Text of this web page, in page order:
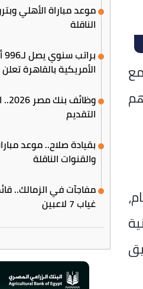
موعد مباراة الأهلي
الناقلة
الأمريكية بالقاهرة
التقديم
بقيادة صلاح.. موعد
والقنوات الناقلة
مفاجآت في الزمالك..
غياب 7 لاعبين